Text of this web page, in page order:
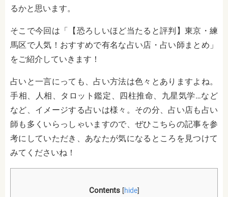
るかと思います。
そこで今回は「【恐ろしいほど当たると評判】東京・練
馬区で人気！おすすめで有名な占い店・占い師まとめ」
をご紹介していきます！
占いと一言にっても、占い方法は色々とありますよね。
手相、人相、タロット鑑定、四柱推命、九星気学…など
など、イメージする占いは様々。その分、占い店も占い
師も多くいらっしゃいますので、ぜひこちらの記事を参
考にしていただき、あなたが気になるところを見つけて
みてくださいね！
Contents [hide]